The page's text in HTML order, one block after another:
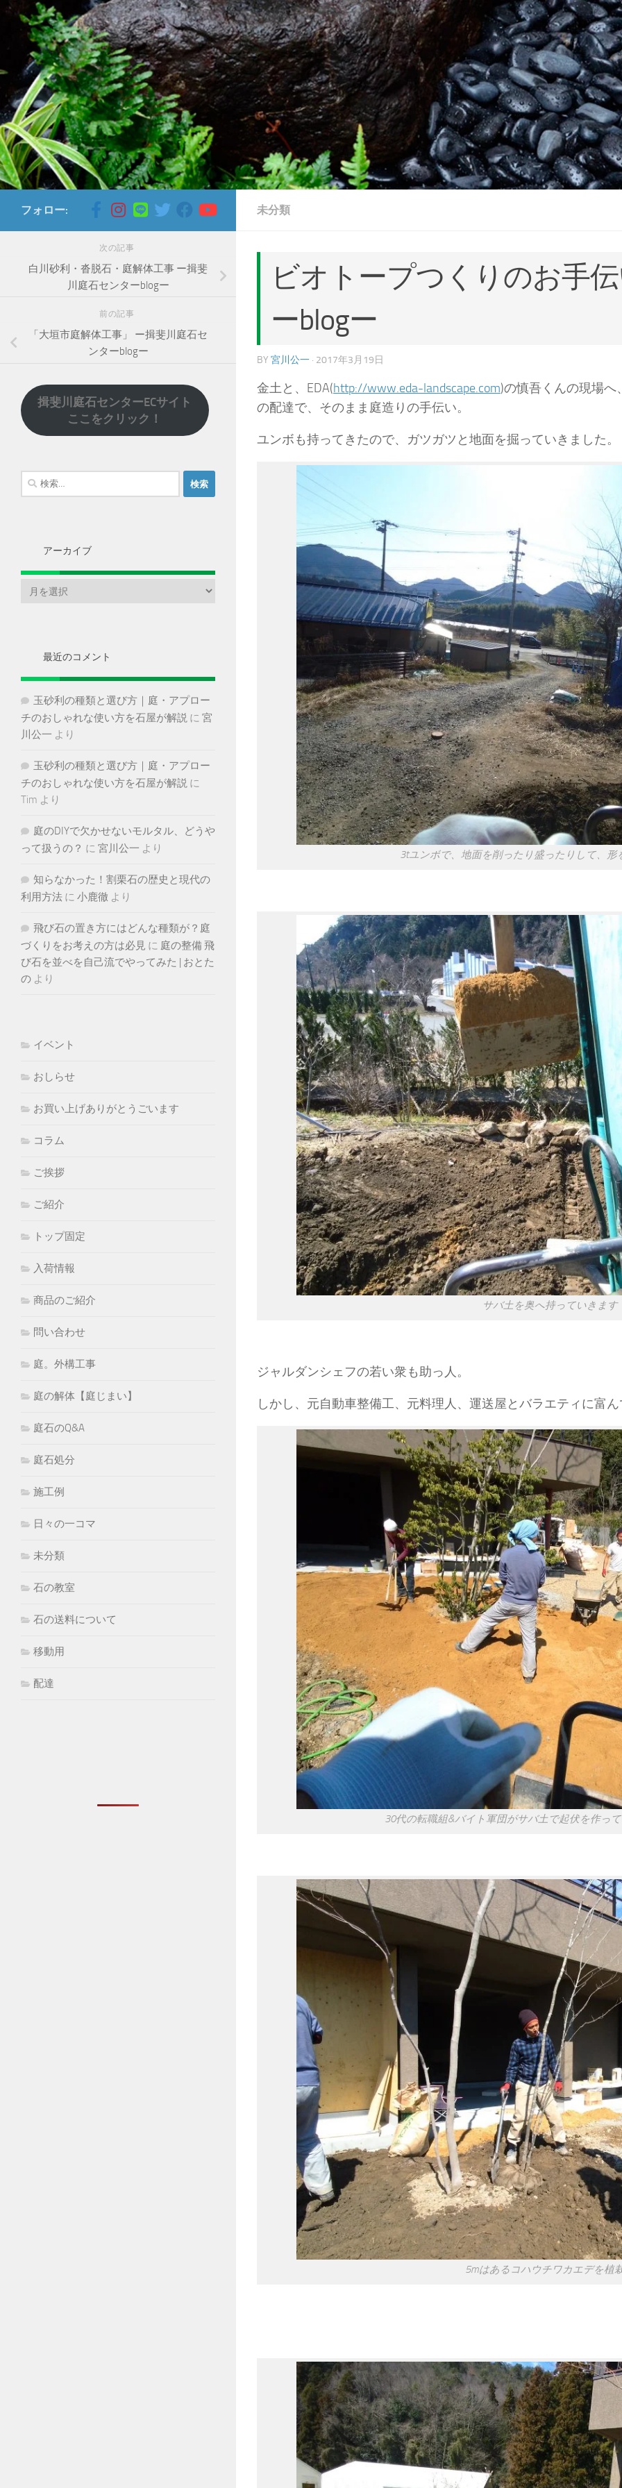
コンテンツへスキップ
未分類
ビオトープつくりのお手
ーblogー
BY 宮川公一 · 2017年3月19日
金土と、EDA(http://www.eda-landscape.com)の慎吾くんの現場
の配達で、そのまま庭造りの手伝い。
ユンボも持ってきたので、ガツガツと地面を掘っていきました。
3tユンボで、地面を削ったり盛ったりして、形
サバ土を奥へ持っていきます
ジャルダンシェフの若い衆も助っ人。
しかし、元自動車整備工、元料理人、運送屋とバラエティに富
30代の転職組&バイト軍団がサバ土で起伏を作っ
5mはあるコハウチワカエデを植
フォロー:
次の記事
白川砂利・沓脱石・庭解体工事 ー揖斐
川庭石センターblogー
前の記事
「大垣市庭解体工事」 ー揖斐川庭石セ
ンターblogー
揖斐川庭石センターECサイト
ここをクリック！
検
索:
アーカイブ
最近のコメント
玉砂利の種類と選び方｜庭・アプロー
チのおしゃれな使い方を石屋が解説 に 宮
川公一 より
玉砂利の種類と選び方｜庭・アプロー
チのおしゃれな使い方を石屋が解説 に
Tim より
庭のDIYで欠かせないモルタル、どうや
って扱うの？ に 宮川公一 より
知らなかった！割栗石の歴史と現代の
利用方法 に 小鹿徹 より
飛び石の置き方にはどんな種類が？庭
づくりをお考えの方は必見 に 庭の整備 飛
び石を並べを自己流でやってみた | おとた
の より
イベント
おしらせ
お買い上げありがとうごいます
コラム
ご挨拶
ご紹介
トップ固定
入荷情報
商品のご紹介
問い合わせ
庭。外構工事
庭の解体【庭じまい】
庭石のQ&A
庭石処分
施工例
日々の一コマ
未分類
石の教室
石の送料について
移動用
配達